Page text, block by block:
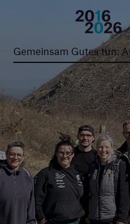
Gemeinsam Gutes tun: